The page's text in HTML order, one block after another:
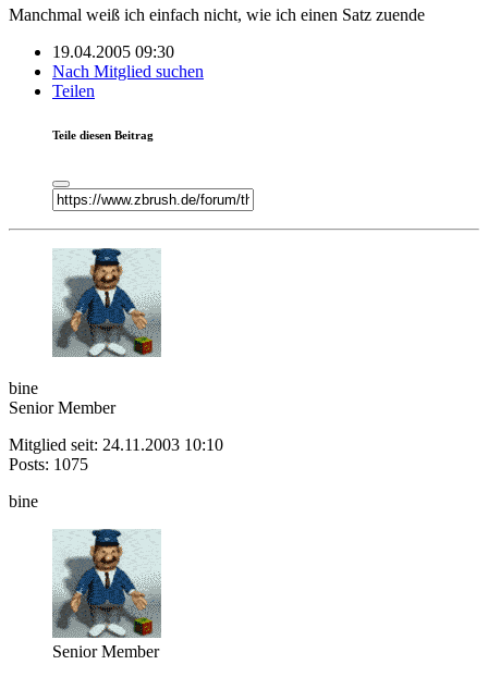
Manchmal weiß ich einfach nicht, wie ich einen Satz zuende
19.04.2005 09:30
Nach Mitglied suchen
Teilen
Teile diesen Beitrag
bine
Senior Member
Mitglied seit: 24.11.2003 10:10
Posts: 1075
bine
Senior Member